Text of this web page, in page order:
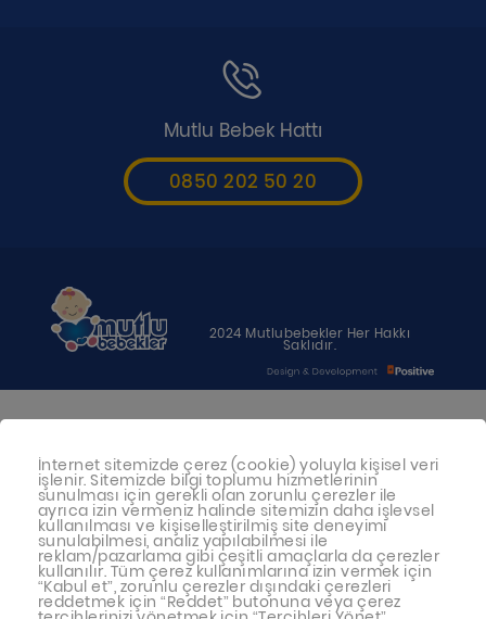
Mutlu Bebek Hattı
0850 202 50 20
2024 Mutlubebekler Her Hakkı
Saklıdır.
sütüdür. Anne sütü ile beslenmenin
mümkün olmadığı durumlarda
doktorunuza danışınız
Bu sitede yayınlanan bilgiler hekim
tavsiyesi yerine geçmez.
İnternet sitemizde çerez (cookie) yoluyla kişisel veri
işlenir. Sitemizde bilgi toplumu hizmetlerinin
sunulması için gerekli olan zorunlu çerezler ile
ayrıca izin vermeniz halinde sitemizin daha işlevsel
kullanılması ve kişiselleştirilmiş site deneyimi
sunulabilmesi, analiz yapılabilmesi ile
reklam/pazarlama gibi çeşitli amaçlarla da çerezler
kullanılır. Tüm çerez kullanımlarına izin vermek için
“Kabul et”, zorunlu çerezler dışındaki çerezleri
reddetmek için “Reddet” butonuna veya çerez